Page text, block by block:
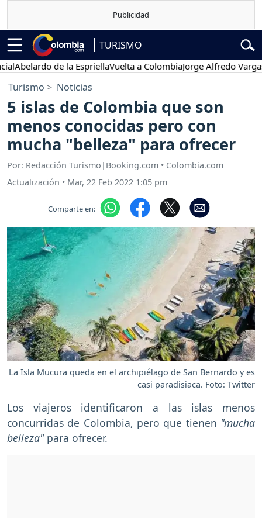
TURISMO
de la EspriellaVuelta a ColombiaJorge Alfredo Vargas
Turismo Noticias
5 islas de Colombia que son
menos conocidas pero con
mucha "belleza" para ofrecer
Por: Redacción Turismo|Booking.com • Colombia.com
Actualización • Mar, 22 Feb 2022 1:05 pm
Comparte en:
La Isla Mucura queda en el archipiélago de San Bernardo y es
casi paradisiaca. Foto: Twitter
Los viajeros identificaron a las islas menos
concurridas de Colombia, pero que tienen "mucha
belleza" para ofrecer.